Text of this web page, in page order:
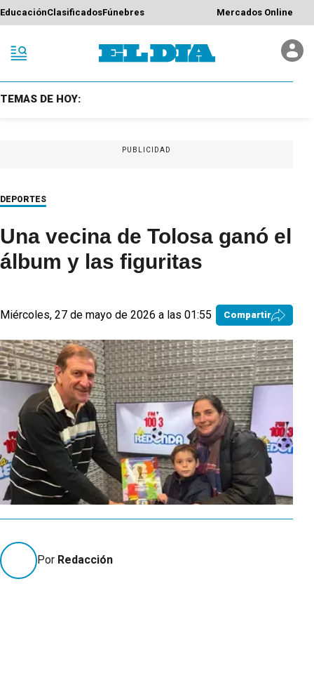
EducaciónClasificadosFúnebres Mercados Online
TEMAS DE HOY:
PUBLICIDAD
DEPORTES
Una vecina de Tolosa ganó el
álbum y las figuritas
Miércoles, 27 de mayo de 2026 a las 01:55 Compartir
Por Redacción